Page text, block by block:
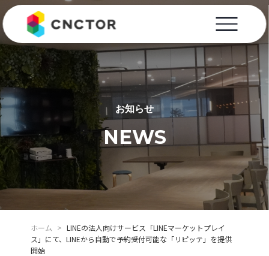
お知らせ
NEWS
ホーム > LINEの法人向けサービス「LINEマーケットプレイ
ス」にて、LINEから自動で予約受付可能な「リピッテ」を提供
開始